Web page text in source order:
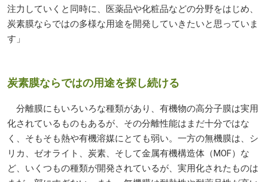
注力していくと同時に、医薬品や化粧品などの分野をはじめ、
炭素膜ならではの多様な用途を開発していきたいと思っていま
す」
炭素膜ならではの用途を探し続ける
分離膜にもいろいろな種類があり、有機物の高分子膜は実用
化されているものもあるが、その分離性能はまだ十分ではな
く、そもそも熱や有機溶媒にとても弱い。一方の無機膜は、シ
リカ、ゼオライト、炭素、そして金属有機構造体（MOF）な
ど、いくつもの種類が開発されているが、実用化されたものは